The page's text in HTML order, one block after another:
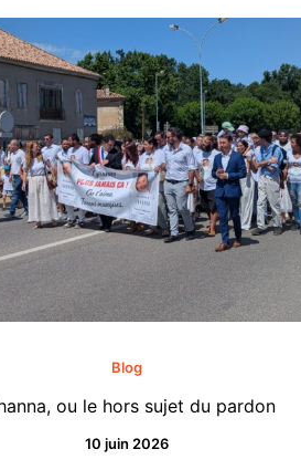
Blog
ou le hors sujet du pardon
10 juin 2026